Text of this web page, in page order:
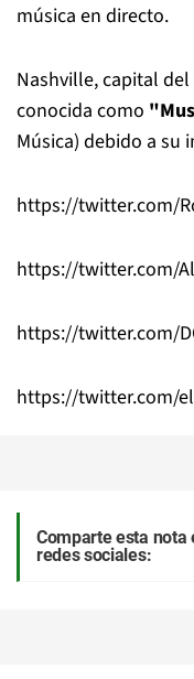
música en directo.
Nashville, capital
conocida como
Música) debido a su
https://twitter.com/
https://twitter.com/
https://twitter.com/
https://twitter.com/
Comparte esta nota
redes sociales: